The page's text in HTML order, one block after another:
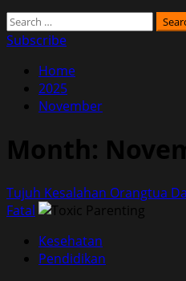
Search
for:
Subscribe
Home
2025
November
Month:
Tujuh Kesalahan Orangtua
Fatal
Kesehatan
Pendidikan